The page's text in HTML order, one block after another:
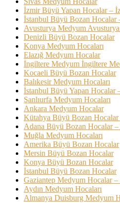
İzmir Büyü Yapan Hocalar –
İstanbul Büyü Bozan Hocalar
Avusturya Medyum
Denizli Büyü Bozan Hocalar
Konya Medyum Hocaları
Elazığ Medyum Hocalar
İngiltere Medyum İngiltere
Kocaeli Büyü Bozan Hocalar
Balıkesir Medyum Hocaları
İstanbul Büyü Yapan Hocalar
Şanlıurfa Medyum Hocaları
Ankara Medyum Hocalar
Kütahya Büyü Bozan
Adana Büyü Bozan Hocalar –
Muğla Medyum Hocaları
Amerika Büyü Bozan Hocalar
Mersin Büyü Bozan Hocalar
Konya Büyü Bozan Hocalar
İstanbul Büyü Bozan Hocalar
Gaziantep Medyum Hocalar
Aydın Medyum Hocaları
Almanya Duisburg Medyum